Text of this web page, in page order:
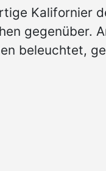
Kalifornier
gegenüber.
beleuchtet,